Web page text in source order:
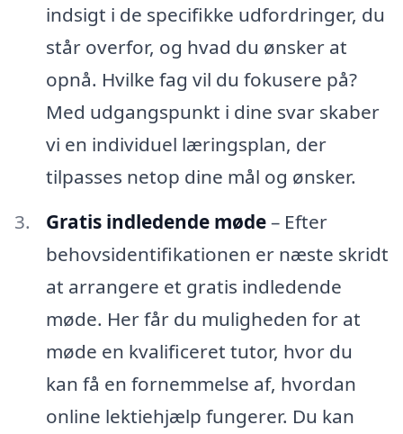
indsigt i de specifikke udfordringer, du
står overfor, og hvad du ønsker at
opnå. Hvilke fag vil du fokusere på?
Med udgangspunkt i dine svar skaber
vi en individuel læringsplan, der
tilpasses netop dine mål og ønsker.
Gratis indledende møde– Efter
behovsidentifikationen er næste skridt
at arrangere et gratis indledende
møde. Her får du muligheden for at
møde en kvalificeret tutor, hvor du
kan få en fornemmelse af, hvordan
online lektiehjælp fungerer. Du kan